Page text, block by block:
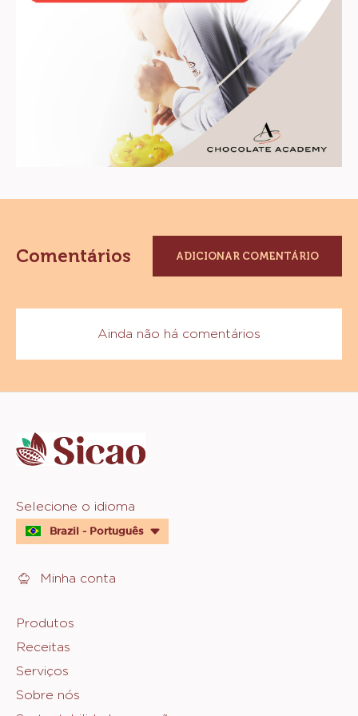
Comentários ADICIONAR COMENTÁRIO
Ainda não há comentários
info
Website
quick
links
Selecione o idioma
Brazil - Português
Minha conta
Footer
Sicao
Produtos
Receitas
Serviços
Sobre nós